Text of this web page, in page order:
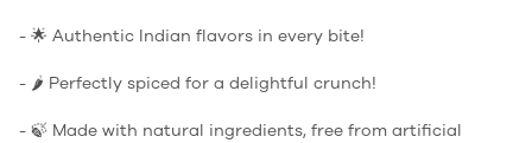
- 🌟 Authentic Indian flavors in every bite!
- 🌶️ Perfectly spiced for a delightful crunch!
- 🍃 Made with natural ingredients, free from artificial